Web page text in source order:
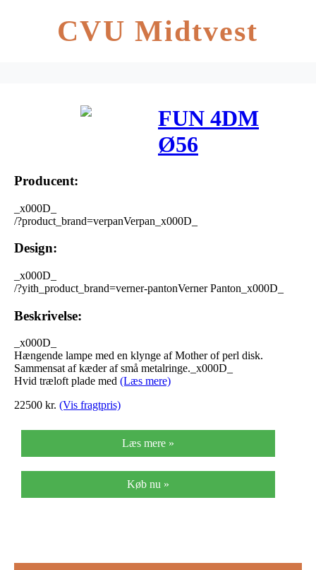
CVU Midtvest
FUN 4DM
Ø56
Producent:
_x000D_
/?product_brand=verpanVerpan_x000D_
Design:
_x000D_
/?yith_product_brand=verner-pantonVerner Panton_x000D_
Beskrivelse:
_x000D_
Hængende lampe med en klynge af Mother of perl disk.
Sammensat af kæder af små metalringe._x000D_
Hvid træloft plade med (Læs mere)
22500 kr. (Vis fragtpris)
Læs mere »
Køb nu »